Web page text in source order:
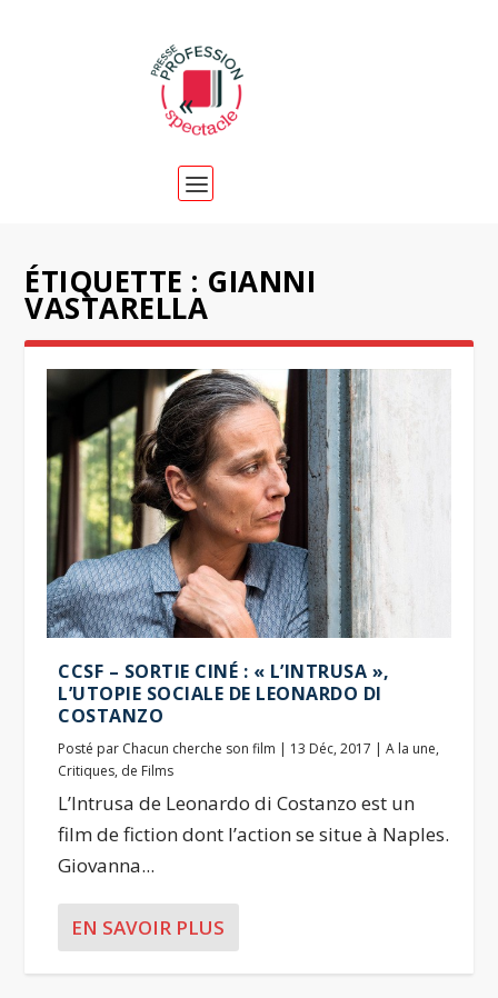
ÉTIQUETTE : GIANNI
VASTARELLA
CCSF – SORTIE CINÉ : « L’INTRUSA »,
L’UTOPIE SOCIALE DE LEONARDO DI
COSTANZO
Posté par Chacun cherche son film | 13 Déc, 2017 |A la une,
Critiques, de Films
L’Intrusa de Leonardo di Costanzo est un
film de fiction dont l’action se situe à Naples.
Giovanna...
EN SAVOIR PLUS